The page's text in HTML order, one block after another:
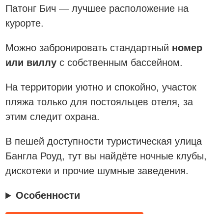
Патонг Бич — лучшее расположение на
курорте.
Можно забронировать стандартный номер
или виллу с собственным бассейном.
На территории уютно и спокойно, участок
пляжа только для постояльцев отеля, за
этим следит охрана.
В пешей доступности туристическая улица
Бангла Роуд, тут вы найдёте ночные клубы,
дискотеки и прочие шумные заведения.
Особенности